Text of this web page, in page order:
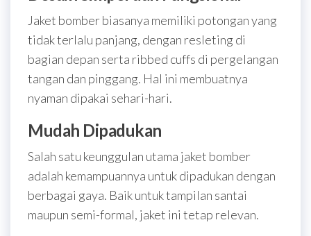
Jaket bomber biasanya memiliki potongan yang
tidak terlalu panjang, dengan resleting di
bagian depan serta ribbed cuffs di pergelangan
tangan dan pinggang. Hal ini membuatnya
nyaman dipakai sehari-hari.
Mudah Dipadukan
Salah satu keunggulan utama jaket bomber
adalah kemampuannya untuk dipadukan dengan
berbagai gaya. Baik untuk tampilan santai
maupun semi-formal, jaket ini tetap relevan.